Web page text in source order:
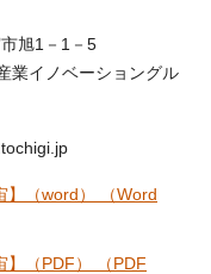
旭1－1－5
イノベーショングル
】（word） （Word
】（PDF） （PDF